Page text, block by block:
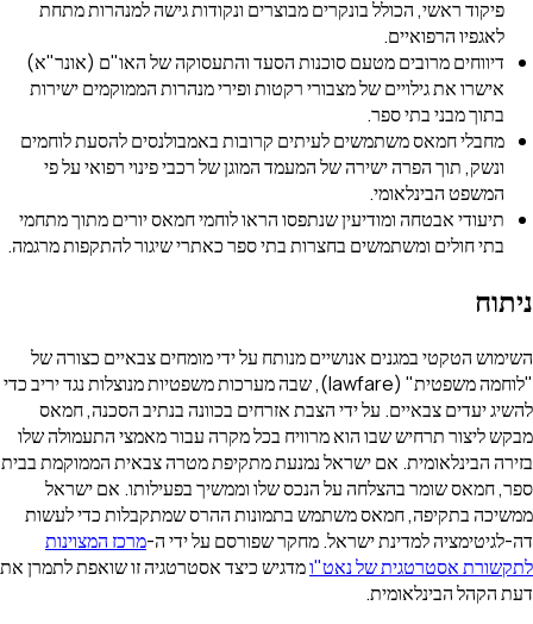
פיקוד ראשי, הכולל בונקרים מבוצרים ונקודות גישה למנהרות מתחת
לאגפיו הרפואיים.
דיווחים מרובים מטעם סוכנות הסעד והתעסוקה של האו"ם (אונר"א)
אישרו את גילויים של מצבורי רקטות ופירי מנהרות הממוקמים ישירות
בתוך מבני בתי ספר.
מחבלי חמאס משתמשים לעיתים קרובות באמבולנסים להסעת לוחמים
ונשק, תוך הפרה ישירה של המעמד המוגן של רכבי פינוי רפואי על פי
המשפט הבינלאומי.
תיעודי אבטחה ומודיעין שנתפסו הראו לוחמי חמאס יורים מתוך מתחמי
בתי חולים ומשתמשים בחצרות בתי ספר כאתרי שיגור להתקפות מרגמה.
ניתוח
השימוש הטקטי במגנים אנושיים מנותח על ידי מומחים צבאיים כצורה של
"לוחמה משפטית" (lawfare), שבה מערכות משפטיות מנוצלות נגד יריב כדי
להשיג יעדים צבאיים. על ידי הצבת אזרחים בכוונה בנתיב הסכנה, חמאס
מבקש ליצור תרחיש שבו הוא מרוויח בכל מקרה עבור מאמצי התעמולה שלו
בזירה הבינלאומית. אם ישראל נמנעת מתקיפת מטרה צבאית הממוקמת בבית
ספר, חמאס שומר בהצלחה על הנכס שלו וממשיך בפעילותו. אם ישראל
ממשיכה בתקיפה, חמאס משתמש בתמונות ההרס שמתקבלות כדי לעשות
דה-לגיטימציה למדינת ישראל. מחקר שפורסם על ידי ה-מרכז המצוינות
לתקשורת אסטרטגית של נאט"ומדגיש כיצד אסטרטגיה זו שואפת לתמרן את
דעת הקהל הבינלאומית.